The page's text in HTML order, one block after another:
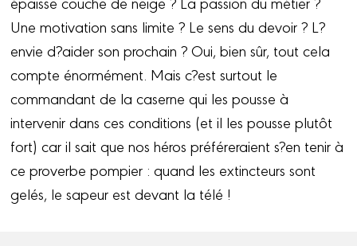
Une motivation sans limite ? Le sens du devoir ? L?
envie d?aider son prochain ? Oui, bien sûr, tout cela
compte énormément. Mais c?est surtout le
commandant de la caserne qui les pousse à
intervenir dans ces conditions (et il les pousse plutôt
fort) car il sait que nos héros préféreraient s?en tenir à
ce proverbe pompier : quand les extincteurs sont
gelés, le sapeur est devant la télé !